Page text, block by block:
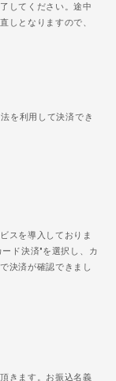
してください。途中
しとなりますので、
を利用して決済でき
スを導入しておりま
ド決済"を選択し、カ
決済が確認できまし
きます。お振込名義